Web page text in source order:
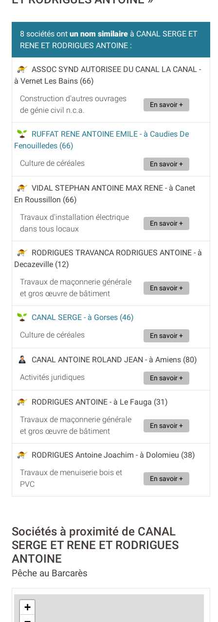
8 sociétés ont un nom similaire à CANAL SERGE ET
RENE ET RODRIGUES ANTOINE :
ASSOC SYND AUTORISEE DU CANAL LA CANAL -
à Vernet Les Bains (66)
Construction d'autres ouvrages
de génie civil n.c.a.
En savoir +
RUFFAT RENE ANTOINE EMILE - à Caudies De
Fenouilledes (66)
Culture de céréales
En savoir +
VIDAL STEPHAN ANTOINE MAX RENE - à Canet
En Roussillon (66)
Travaux d'installation électrique
dans tous locaux
En savoir +
RODRIGUES TRAVANCA RODRIGUES ANTOINE - à
Decazeville (12)
Travaux de maçonnerie générale
et gros œuvre de bâtiment
En savoir +
CANAL SERGE - à Gorses (46)
Culture de céréales
En savoir +
CANAL ANTOINE ROLAND JEAN - à Amiens (80)
Activités juridiques
En savoir +
RODRIGUES ANTOINE - à Le Fauga (31)
Travaux de maçonnerie générale
et gros œuvre de bâtiment
En savoir +
RODRIGUES Antoine Joachim - à Dolomieu (38)
Travaux de menuiserie bois et
PVC
En savoir +
Sociétés à proximité de CANAL
SERGE ET RENE ET RODRIGUES
ANTOINE
Pêche au Barcarès
+